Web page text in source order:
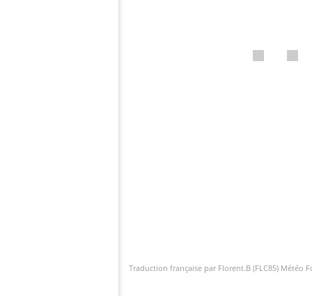
Traduction française par Florent.B (FLC85) Météo